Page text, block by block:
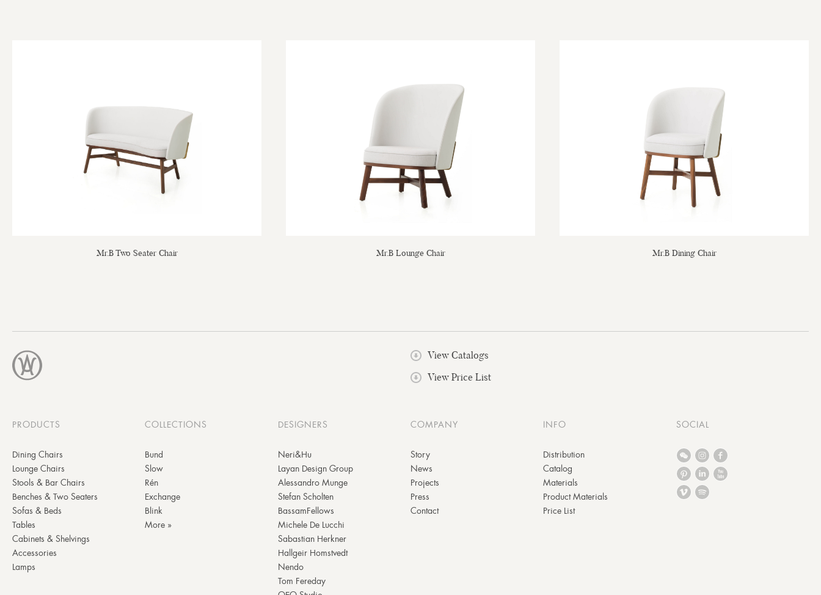
Mr.B Two Seater Chair Mr.B Lounge Chair Mr.B Dining Chair
View Catalogs
View Price List
PRODUCTS
Dining Chairs
Lounge Chairs
Stools & Bar Chairs
Benches & Two Seaters
Sofas & Beds
Tables
Cabinets & Shelvings
Accessories
Lamps
COLLECTIONS
Bund
Slow
Rén
Exchange
Blink
More »
DESIGNERS
Neri&Hu
Layan Design Group
Alessandro Munge
Stefan Scholten
BassamFellows
Michele De Lucchi
Sabastian Herkner
Hallgeir Homstvedt
Nendo
Tom Fereday
COMPANY
Story
News
Projects
Press
Contact
INFO
Distribution
Catalog
Materials
Product Materials
Price List
SOCIAL